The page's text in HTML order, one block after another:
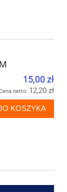
15,00 zł
netto: 12,20 zł
KOSZYKA